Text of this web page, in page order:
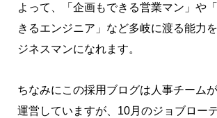
よって、「企画もできる営業マン」や
きるエンジニア」など多岐に渡る能力
ジネスマンになれます。
ちなみにこの採用ブログは人事チーム
運営していますが、10月のジョブロー